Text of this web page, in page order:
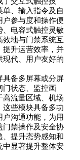
、输入指令及自
户参与度和操作便
、电容式触控灵敏
效地与门禁系统互
提升运营效率，并
现代、用户友好的
具备多屏幕或分屏
门状态、监控画
流量区域、机场
这些模块具备多功
沟通功能，为用
门禁操作及安全协
提升态势感知和
中显著提升整体安